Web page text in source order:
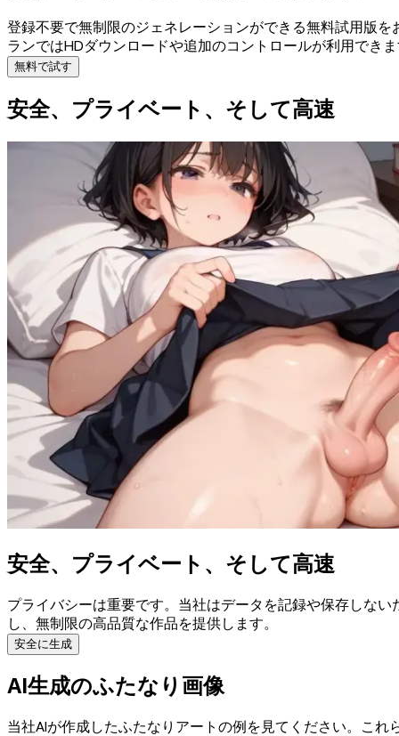
登録不要で無制限のジェネレーションができる無料試用版
ランではHDダウンロードや追加のコントロールが利用でき
無料で試す
安全、プライベート、そして高速
安全、プライベート、そして高速
プライバシーは重要です。当社はデータを記録や保存しな
し、無制限の高品質な作品を提供します。
安全に生成
AI生成のふたなり画像
当社AIが作成したふたなりアートの例を見てください。こ